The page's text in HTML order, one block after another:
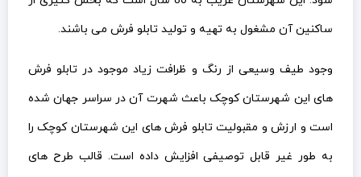
ساکنین آن مشغول به تهیه و تولید تابلو فرش می باشند.
وجود طیف وسیعی از رنگ و ظرافت زیاد موجود در تابلو فرش
های این شهرستان کوچک باعث شهرت آن در سراسر جهان شده
است و ارزش و مقبولیت تابلو فرش های این شهرستان کوچک را
به طور غیر قابل توصیفی افزایش داده است. قالب طرح های